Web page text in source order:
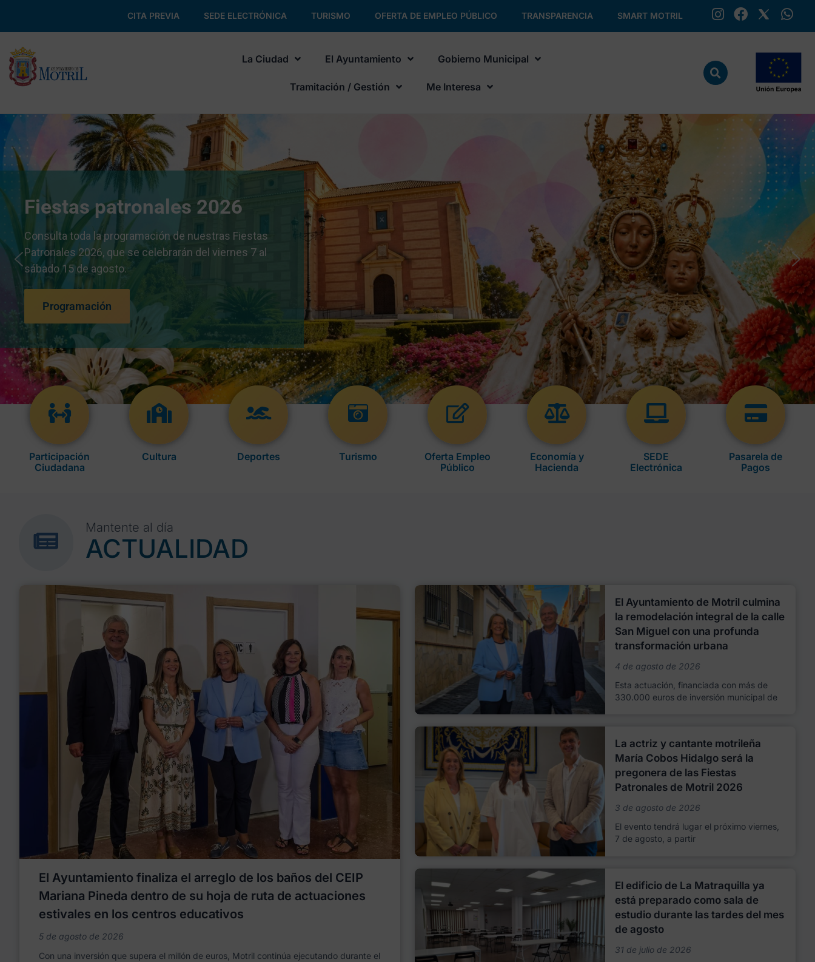
CITA PREVIA SEDE ELECTRÓNICA TURISMO OFERTA DE EMPLEO PÚBLICO TRANSPARENCIA SMART MOTRIL
La Ciudad El Ayuntamiento Gobierno Municipal
Tramitación / Gestión Me Interesa
Fiestas patronales 2026
Consulta toda la programación de nuestras Fiestas
Patronales 2026, que se celebrarán del viernes 7 al
sábado 15 de agosto.
Programación
Participación
Ciudadana
Cultura Deportes Turismo
Oferta Empleo
Público
Economía y
Hacienda
SEDE
Electrónica
Pasarela de
Pagos
Mantente al día
ACTUALIDAD
El Ayuntamiento finaliza el arreglo de los baños del CEIP
Mariana Pineda dentro de su hoja de ruta de actuaciones
estivales en los centros educativos
5 de agosto de 2026
Con una inversión que supera el millón de euros, Motril continúa ejecutando durante el
El Ayuntamiento de Motril culmina
la remodelación integral de la calle
San Miguel con una profunda
transformación urbana
4 de agosto de 2026
Esta actuación, financiada con más de
330.000 euros de inversión municipal de
La actriz y cantante motrileña
María Cobos Hidalgo será la
pregonera de las Fiestas
Patronales de Motril 2026
3 de agosto de 2026
El evento tendrá lugar el próximo viernes,
7 de agosto, a partir
El edificio de La Matraquilla ya
está preparado como sala de
estudio durante las tardes del mes
de agosto
31 de julio de 2026